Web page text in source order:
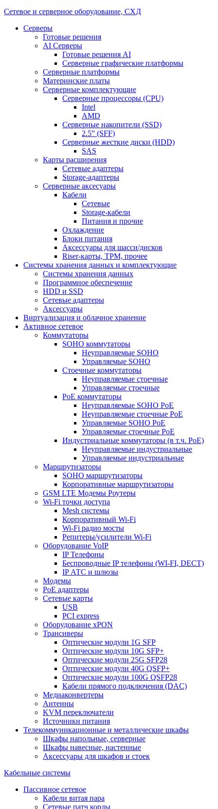
Сетевое и серверное оборудование, СХД
Cерверы
Готовые решения
AI Серверы
Готовые решения AI
Серверные графические платформы
Серверные платформы
Материнские платы
Серверные комплектующие
Серверные процессоры (CPU)
Intel
AMD
Серверные накопители (SSD)
2.5” (SFF)
Серверные жесткие диски (HDD)
SAS
Карты расширения
Сетевые адаптеры
Storage-адаптеры
Серверные аксесуары
Кабели
Сетевые
Storage-кабели
Питания и прочие
Охлаждение
Блоки питания
Аксессуары для шасси/дисков
Riser-карты, TPM, прочее
Системы хранения данных и комплектующие
Системы хранения данных
Программное обеспечение
HDD и SSD
Сетевые адаптеры
Аксессуары
Виртуализация и облачное хранение
Активное сетевое
Коммутаторы
SOHO коммутаторы
Неуправляемые SOHO
Управляемые SOHO
Стоечные коммутаторы
Неуправляемые стоечные
Управляемые стоечные
PoE коммутаторы
Неуправляемые SOHO PoE
Неуправляемые стоечные PoE
Управляемые SOHO PoE
Управляемые стоечные PoE
Индустриальные коммутаторы (в т.ч. РоЕ)
Неуправляемые индустриальные
Управляемые индустриальные
Маршрутизаторы
SOHO маршрутизаторы
Корпоративные маршрутизаторы
GSM LTE Модемы Роутеры
Wi-Fi точки доступа
Mesh системы
Корпоративный Wi-Fi
Wi-Fi радио мосты
Репитеры/усилители Wi-Fi
Оборудование VoIP
IP Телефоны
Беспроводные IP телефоны (WI-FI, DECT)
IP АТС и шлюзы
Модемы
PoE адаптеры
Сетевые карты
USB
PCI express
Оборудование xPON
Трансиверы
Оптические модули 1G SFP
Оптические модули 10G SFP+
Оптические модули 25G SFP28
Оптические модули 40G QSFP+
Оптические модули 100G QSFP28
Кабели прямого подключения (DAC)
Медиаконвертеры
Антенны
KVM переключатели
Источники питания
Телекоммуникационные и металлические шкафы
Шкафы напольные, серверные
Шкафы навесные, настенные
Аксессуары для шкафов и стоек
Кабельные системы
Пассивное сетевое
Кабели витая пара
Сетевые патч корды